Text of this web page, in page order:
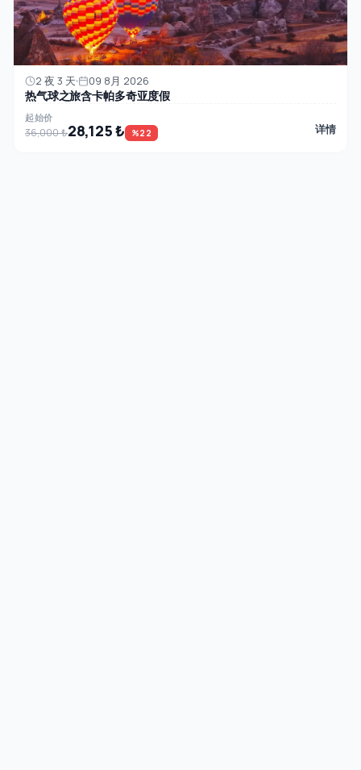
2 夜 3 天 09 8月 2026
热气球之旅含卡帕多奇亚度假
起始价
36,000 ₺28,125 ₺ %22 详情